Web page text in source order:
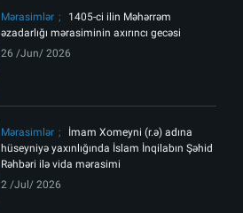
Mərasimlər
1405-ci ilin Məhərrəm
əzadarlığı mərasiminin axırıncı gecəsi
26 /Jun/ 2026
Mərasimlər
İmam Xomeyni (r.ə) adına
hüseyniyə yaxınlığında İslam İnqilabın Şəhid
Rəhbəri ilə vida mərasimi
2 /Jul/ 2026